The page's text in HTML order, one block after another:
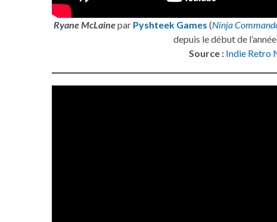
Ryane McLainepar Pyshteek Games (Ninja
depuis le début de
Source : Indie Retro